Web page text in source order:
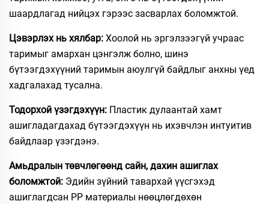
шаардлагад нийцэх гэрээс засварлах боломжтой.
Цэвэрлэх нь хялбар: Хоолой нь эргэлзээгүй учраас
таримыг амархан цэнгэлж болно, шинэ
бүтээгдэхүүний таримын аюулгүй байдлыг анхны үед
хадгалахад тусална.
Тодорхой үзэгдэхүүн: Пластик дулаантай хамт
ашигладагдахад бүтээгдэхүүн нь ихэвчлэн интуитив
байдлаар үзэгдэнэ.
Амьдралын төвчлөгөөнд сайн, дахин ашиглах
боломжтой: Эдийн зүйний тавархай үүсгэхэд
ашиглагдсан PP материалы нөөцлөгдөхөн